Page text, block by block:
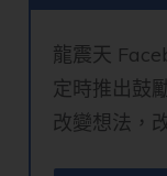
龍震天
定時推出鼓
改變想法，